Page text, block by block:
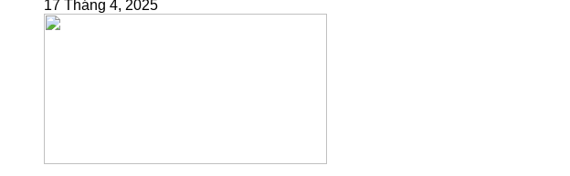
17 Tháng 4, 2025